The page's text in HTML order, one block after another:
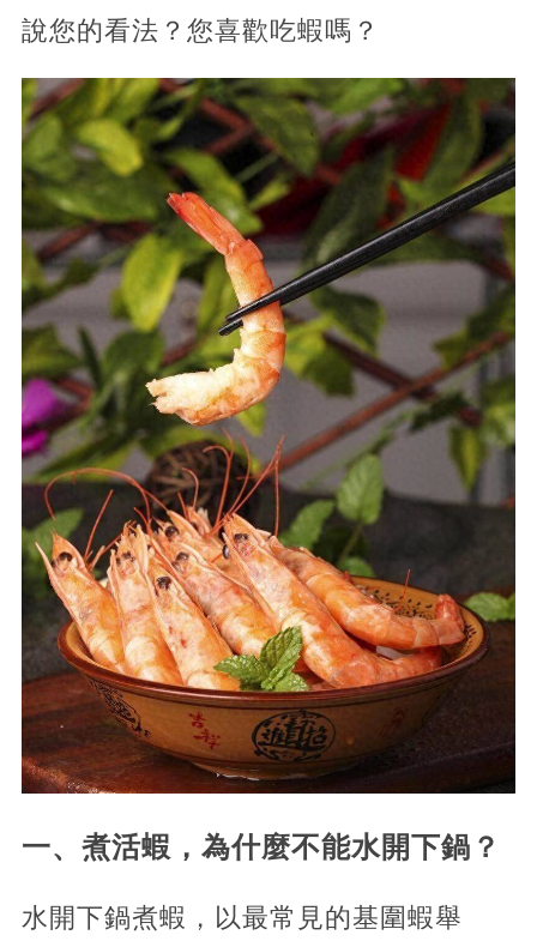
說您的看法？您喜歡吃蝦嗎？
一、煮活蝦，為什麼不能水開下鍋？
水開下鍋煮蝦，以最常見的基圍蝦舉